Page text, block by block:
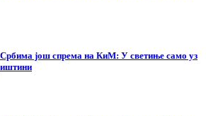
још спрема на КиМ: У светиње само уз